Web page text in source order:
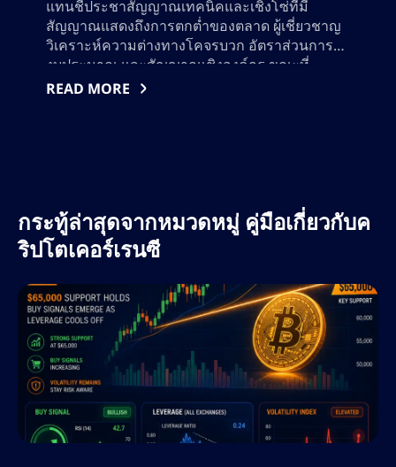
แทนชี้ประชาสัญญาณเทคนิคและเชิงโซ่ที่มี
สัญญาณแสดงถึงการตกต่ำของตลาด ผู้เชี่ยวชาญ
วิเคราะห์ความต่างทางโคจรบวก อัตราส่วนการใช้
งบประมาณ และสัญญาณเชิงองค์กร ขณะที่
พิจารณาว่าการเคลื่อนไหวถัดไปของ Bitcoin จะ
READ MORE
กระทู้ล่าสุดจากหมวดหมู่ คู่มือเกี่ยวกับค
ริปโตเคอร์เรนซี